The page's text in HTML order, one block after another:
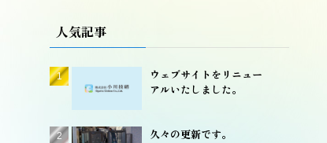
人気記事
ウェブサイトをリニュー
アルいたしました。
久々の更新です。